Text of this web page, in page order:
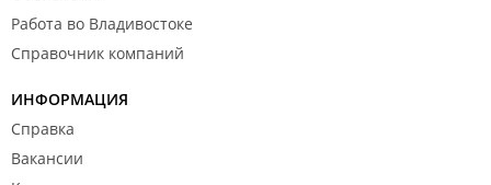
Работа во Владивостоке
Справочник компаний
ИНФОРМАЦИЯ
Справка
Вакансии